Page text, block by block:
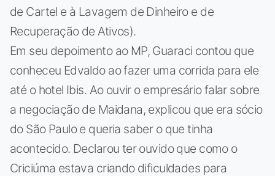
de Cartel e à Lavagem de Dinheiro e de
Recuperação de Ativos).
Em seu depoimento ao MP, Guaraci contou que
conheceu Edvaldo ao fazer uma corrida para ele
até o hotel Ibis. Ao ouvir o empresário falar sobre
a negociação de Maidana, explicou que era sócio
do São Paulo e queria saber o que tinha
acontecido. Declarou ter ouvido que como o
Criciúma estava criando dificuldades para